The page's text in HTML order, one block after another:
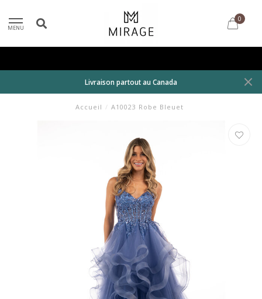
MENU
0
Livraison partout au Canada
Accueil / A10023 Robe Bleuet